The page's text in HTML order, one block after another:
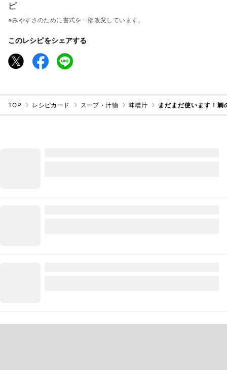
ピ
※みやすさのために書式を一部改変しています。
このレシピをシェアする
TOP レシピカード スープ・汁物 味噌汁 まだまだ使います！鯛